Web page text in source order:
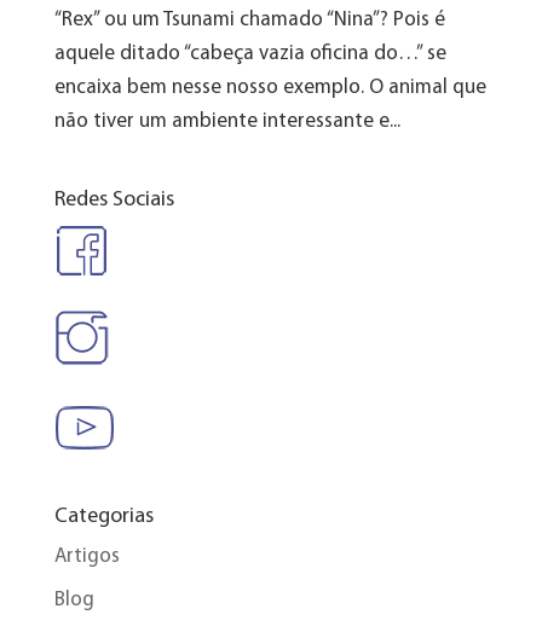
“Rex” ou um Tsunami chamado “Nina”? Pois é
aquele ditado “cabeça vazia oficina do…” se
encaixa bem nesse nosso exemplo. O animal que
não tiver um ambiente interessante e...
Redes Sociais
Categorias
Artigos
Blog